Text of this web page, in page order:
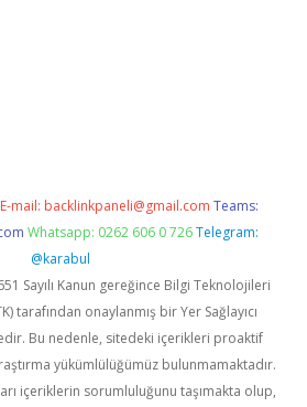
E-mail: backlinkpaneli@gmail.com Teams:
Whatsapp: 0262 606 0 726 Telegram:
@karabul
Sayılı Kanun gereğince Bilgi Teknolojileri
tarafından onaylanmış bir Yer Sağlayıcı
Bu nedenle, sitedeki içerikleri proaktif
yükümlülüğümüz bulunmamaktadır.
içeriklerin sorumluluğunu taşımakta olup,